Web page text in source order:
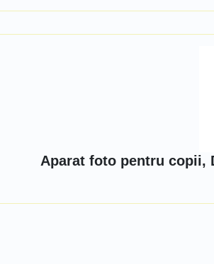
Aparat foto pentru copii,